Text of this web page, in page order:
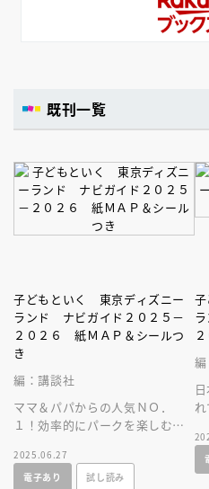
既刊一覧
子どもといく 東京ディズニー
ランド ナビガイド２０２５－
２０２６ 紙ＭＡＰ＆シールつ
き
編：講談社
ママ＆パパからの人気ＮＯ．
１！効率的にパークを楽しむな
ガイドブック最新刊。紙ＭＡＰ
とシール付き！
2025.06.27
電子あり
試し読み